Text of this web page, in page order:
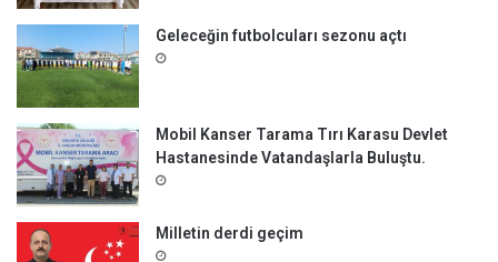
Geleceğin futbolcuları sezonu açtı
Mobil Kanser Tarama Tırı Karasu Devlet
Hastanesinde Vatandaşlarla Buluştu.
Milletin derdi geçim